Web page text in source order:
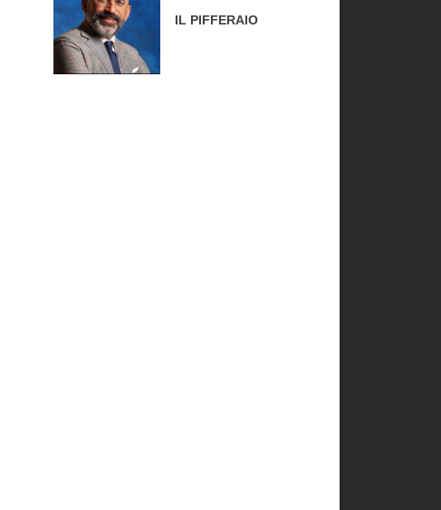
IL PIFFERAIO